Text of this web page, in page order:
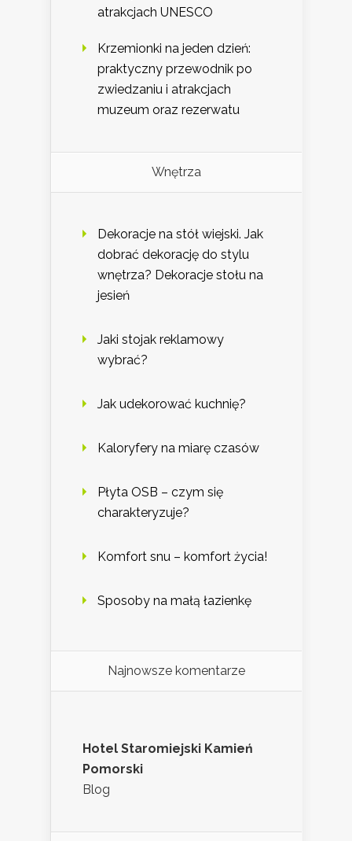
atrakcjach UNESCO
Krzemionki na jeden dzień:
praktyczny przewodnik po
zwiedzaniu i atrakcjach
muzeum oraz rezerwatu
Wnętrza
Dekoracje na stół wiejski. Jak
dobrać dekorację do stylu
wnętrza? Dekoracje stołu na
jesień
Jaki stojak reklamowy
wybrać?
Jak udekorować kuchnię?
Kaloryfery na miarę czasów
Płyta OSB – czym się
charakteryzuje?
Komfort snu – komfort życia!
Sposoby na małą łazienkę
Najnowsze komentarze
Hotel Staromiejski Kamień
Pomorski
Blog